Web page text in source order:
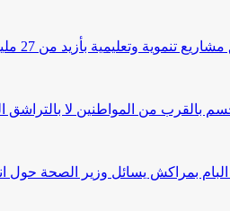
وتعليمية بأزيد من 27 مليون درهم احتفاءً…
بالقرب من المواطنين لا بالتراشق
البام بمراكش يسائل وزير الصحة حول